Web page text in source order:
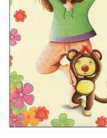
Cible de frappe
Condition physique
Accessoires
Tatamis
Décoration
Voir plus